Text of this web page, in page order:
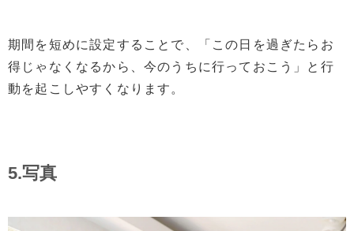
期間を短めに設定することで、「この日を過ぎたらお
得じゃなくなるから、今のうちに行っておこう」と行
動を起こしやすくなります。
5.写真